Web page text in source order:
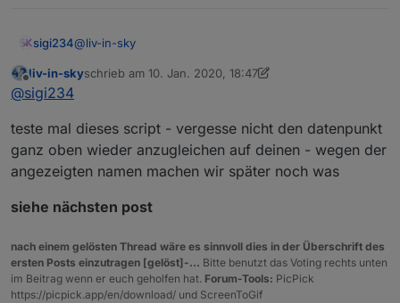
sigi234@liv-in-sky
Sensor Bad
hm-rpc.1.NEQ1826414.1.LOWBAT
hm-rpc.1.NEQ1826414.0.LOWBAT
Offline
liv-in-skyschrieb am 10. Jan. 2020, 18:47
zuletzt editiert von liv-in-sky1. Okt. 2020, 19:54
@sigi234
teste mal dieses script - vergesse nicht den datenpunkt
ganz oben wieder anzugleichen auf deinen - wegen der
angezeigten namen machen wir später noch was
siehe nächsten post
nach einem gelösten Thread wäre es sinnvoll dies in der Überschrift des
ersten Posts einzutragen [gelöst]-... Bitte benutzt das Voting rechts unten
im Beitrag wenn er euch geholfen hat. Forum-Tools: PicPick
https://picpick.app/en/download/ und ScreenToGif